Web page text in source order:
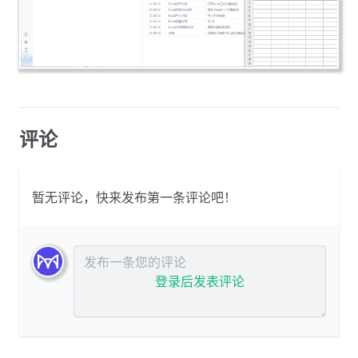
评论
暂无评论，快来发布第一条评论吧！
发布评论
登录后发表评论